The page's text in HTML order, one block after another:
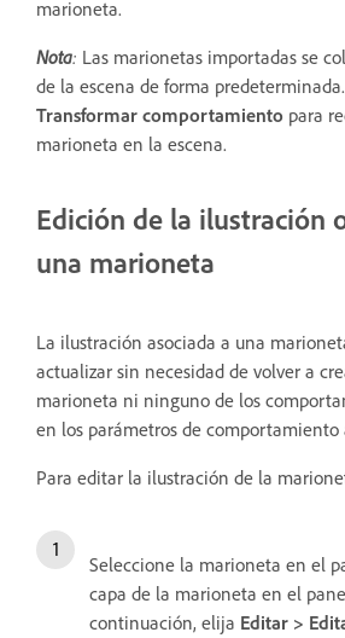
marioneta.
Nota: Las marionetas importadas se
de la escena de forma
Transformar comportamiento para
marioneta en la escena.
Edición de la ilustración
una marioneta
La ilustración asociada a una
actualizar sin necesidad de volver a
marioneta ni ninguno de los
en los parámetros de comportamiento
Para editar la ilustración de la
Seleccione la marioneta en el
capa de la marioneta en el
continuación, elija Editar >